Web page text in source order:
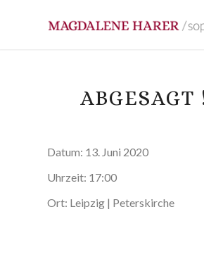
Datum: 13. Juni 2020
Uhrzeit: 17:00
Ort: Leipzig | Peterskirche